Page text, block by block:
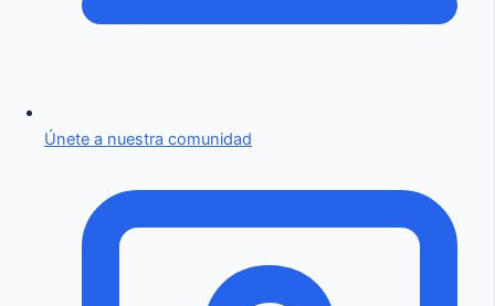
Únete a nuestra comunidad